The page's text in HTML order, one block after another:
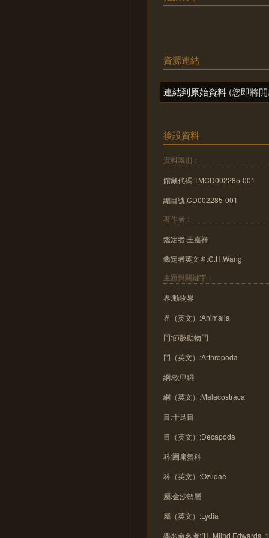
資源連結
連結到原始資料 (您即將
後設資料
資料識別：
館藏代碼:TMCD002285-001
編目號:CD002285-001
著作者：
鑑定者:王嘉祥
鑑定者英文名:C.H.Wang
主題與關鍵字：
界:動物界
界（英文）:Animalia
門:節肢動物門
門（英文）:Arthropoda
綱:軟甲綱
綱（英文）:Malacostraca
目:十足目
目（英文）:Decapoda
科:團扇蟹科
科（英文）:Oziidae
屬:金沙蟹屬
屬（英文）:Lydia
學名命名者:(H. Milnd Edwards,